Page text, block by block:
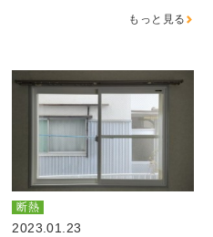
もっと見る
断熱
2023.01.23